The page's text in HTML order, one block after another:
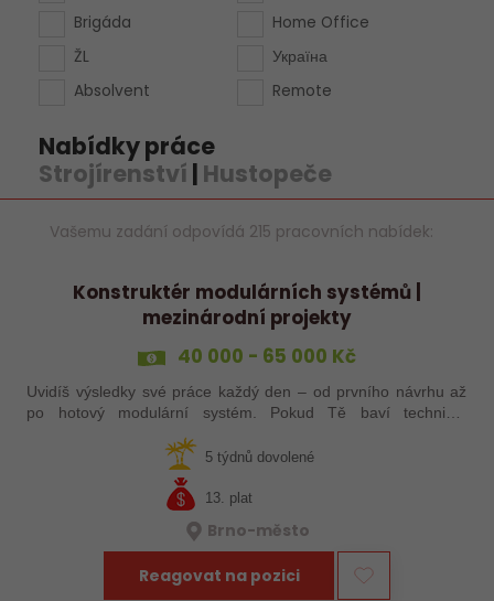
Brigáda
ŽL
Absolvent
Home Office
Україна
Remote
Nabídky práce
Strojírenství | Hustopeče
Vašemu zadání odpovídá 215 pracovních nabídek:
Konstruktér modulárních systémů |
mezinárodní projekty
40 000 - 65 000 Kč
Uvidíš výsledky své práce každý den – od prvního návrhu až
po hotový modulární systém. Pokud Tě baví technika,
tvoje příležitost. Čekají tě…5 týdnů dovolené
13. plat
Brno-město
Reagovat na pozici